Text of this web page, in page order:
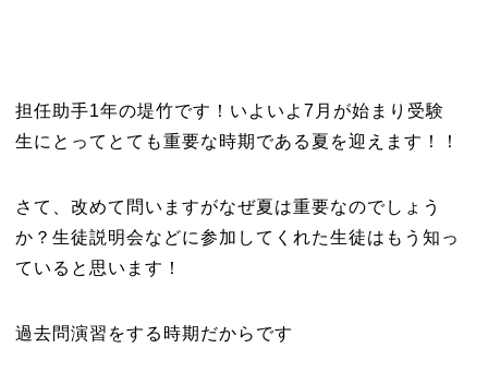
担任助手1年の堤竹です！いよいよ7月が始まり受験
生にとってとても重要な時期である夏を迎えます！！
さて、改めて問いますがなぜ夏は重要なのでしょう
か？生徒説明会などに参加してくれた生徒はもう知っ
ていると思います！
過去問演習をする時期だからです